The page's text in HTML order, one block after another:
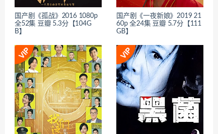
国产剧《孤战》2016 1080p
全52集 豆瓣 5.3分【104G
B】
国产剧《一夜新娘》2019 21
60p 全24集 豆瓣 5.7分【111
GB】